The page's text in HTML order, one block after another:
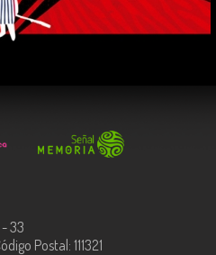
COMPARTIR
33
Postal: 111321